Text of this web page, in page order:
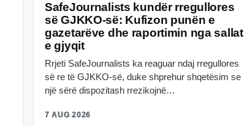
SafeJournalists kundër rregullores
së GJKKO-së: Kufizon punën e
gazetarëve dhe raportimin nga sallat
e gjyqit
Rrjeti SafeJournalists ka reaguar ndaj rregullores
së re të GJKKO-së, duke shprehur shqetësim se
një sërë dispozitash rrezikojnë…
7 AUG 2026